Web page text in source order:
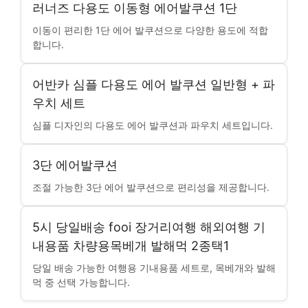
러너즈 다용도 이동형 에어발쿠션 1단
이동이 편리한 1단 에어 발쿠션으로 다양한 용도에 적합
합니다.
어반카 심플 다용도 에어 발쿠션 일반형 + 파
우치 세트
심플 디자인의 다용도 에어 발쿠션과 파우치 세트입니다.
3단 에어발쿠션
조절 가능한 3단 에어 발쿠션으로 편리성을 제공합니다.
5시 당일배송 fooi 장거리여행 해외여행 기
내용품 차량용목베개 발해먹 2종택1
당일 배송 가능한 여행용 기내용품 세트로, 목베개와 발해
먹 중 선택 가능합니다.